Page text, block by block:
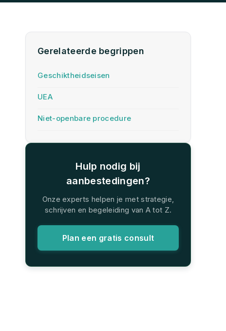
Gerelateerde begrippen
Geschiktheidseisen
UEA
Niet-openbare procedure
Hulp nodig bij
aanbestedingen?
Onze experts helpen je met strategie,
schrijven en begeleiding van A tot Z.
Plan een gratis consult